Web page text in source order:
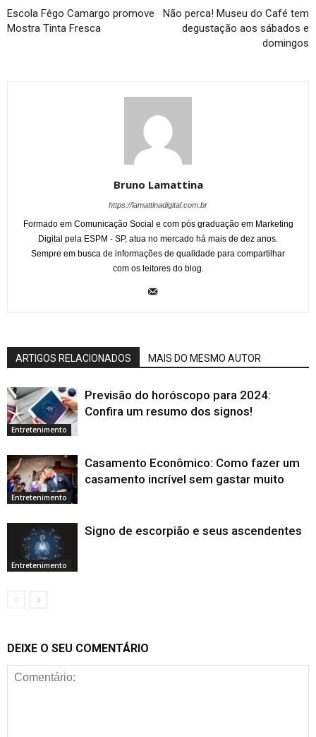
Escola Fêgo Camargo promove
Mostra Tinta Fresca
Não perca! Museu do Café tem
degustação aos sábados e
domingos
Bruno Lamattina
https://lamattinadigital.com.br
Formado em Comunicação Social e com pós graduação em Marketing
Digital pela ESPM - SP, atua no mercado há mais de dez anos.
Sempre em busca de informações de qualidade para compartilhar
com os leitores do blog.
ARTIGOS RELACIONADOS MAIS DO MESMO AUTOR
Entretenimento
Previsão do horóscopo para 2024:
Confira um resumo dos signos!
Entretenimento
Casamento Econômico: Como fazer um
casamento incrível sem gastar muito
Entretenimento
Signo de escorpião e seus ascendentes
DEIXE O SEU COMENTÁRIO